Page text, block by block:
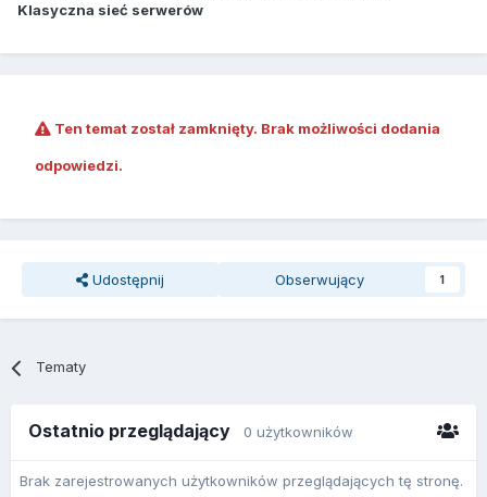
Klasyczna sieć serwerów
Ten temat został zamknięty. Brak możliwości dodania
odpowiedzi.
Udostępnij Obserwujący 1
Tematy
Ostatnio przeglądający 0 użytkowników
Brak zarejestrowanych użytkowników przeglądających tę stronę.